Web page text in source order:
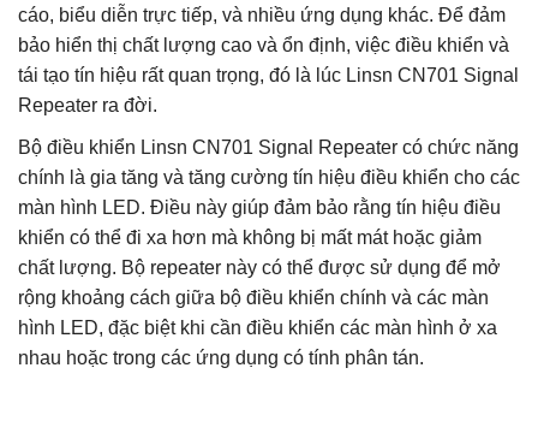
cáo, biểu diễn trực tiếp, và nhiều ứng dụng khác. Để đảm
bảo hiển thị chất lượng cao và ổn định, việc điều khiển và
tái tạo tín hiệu rất quan trọng, đó là lúc Linsn CN701 Signal
Repeater ra đời.
Bộ điều khiển Linsn CN701 Signal Repeater có chức năng
chính là gia tăng và tăng cường tín hiệu điều khiển cho các
màn hình LED. Điều này giúp đảm bảo rằng tín hiệu điều
khiển có thể đi xa hơn mà không bị mất mát hoặc giảm
chất lượng. Bộ repeater này có thể được sử dụng để mở
rộng khoảng cách giữa bộ điều khiển chính và các màn
hình LED, đặc biệt khi cần điều khiển các màn hình ở xa
nhau hoặc trong các ứng dụng có tính phân tán.